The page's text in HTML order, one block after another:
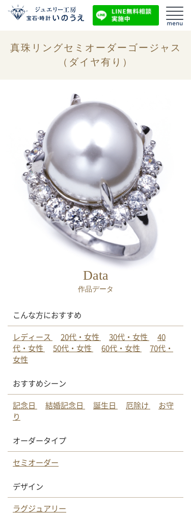
真珠リングセミオーダーゴージャス
（ダイヤ有り）
Data
作品データ
こんな方におすすめ
レディース
20代・女性 30代・女性
40
代・女性
50代・女性 60代・女性
70代・
女性
おすすめシーン
記念日
結婚記念日 誕生日 厄除け
お守
り
オーダータイプ
セミオーダー
デザイン
ラグジュアリー